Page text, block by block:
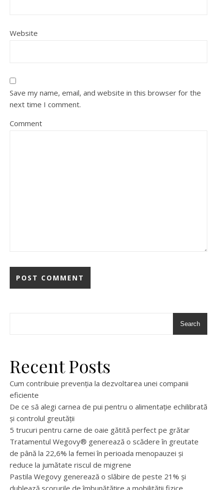
Website
Save my name, email, and website in this browser for the
next time I comment.
Comment
Search
Recent Posts
Cum contribuie prevenția la dezvoltarea unei companii
eficiente
De ce să alegi carnea de pui pentru o alimentație echilibrată
și controlul greutății
5 trucuri pentru carne de oaie gătită perfect pe grătar
Tratamentul Wegovy® generează o scădere în greutate
de până la 22,6% la femei în perioada menopauzei și
reduce la jumătate riscul de migrene
Pastila Wegovy generează o slăbire de peste 21% și
dublează scorurile de îmbunătățire a mobilității fizice